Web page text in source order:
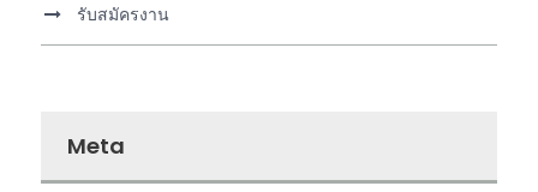
รับสมัครงาน
Meta